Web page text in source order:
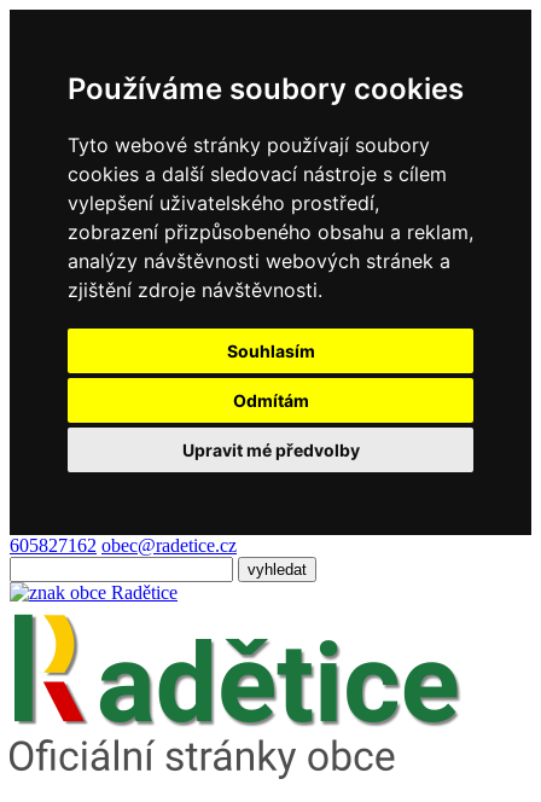
Používáme soubory cookies
Tyto webové stránky používají soubory
cookies a další sledovací nástroje s cílem
vylepšení uživatelského prostředí,
zobrazení přizpůsobeného obsahu a reklam,
analýzy návštěvnosti webových stránek a
zjištění zdroje návštěvnosti.
Souhlasím
Odmítám
Upravit mé předvolby
605827162 obec@radetice.cz